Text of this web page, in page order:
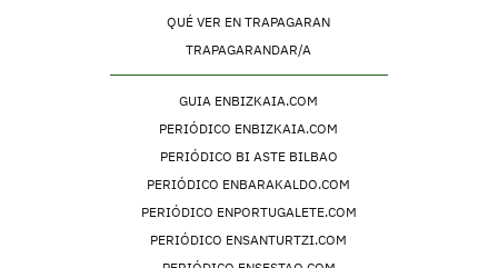
QUÉ VER EN TRAPAGARAN
TRAPAGARANDAR/A
GUIA ENBIZKAIA.COM
PERIÓDICO ENBIZKAIA.COM
PERIÓDICO BI ASTE BILBAO
PERIÓDICO ENBARAKALDO.COM
PERIÓDICO ENPORTUGALETE.COM
PERIÓDICO ENSANTURTZI.COM